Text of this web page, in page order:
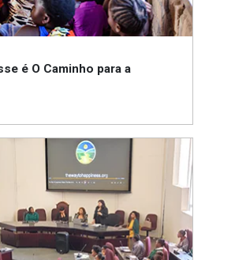
é O Caminho para a